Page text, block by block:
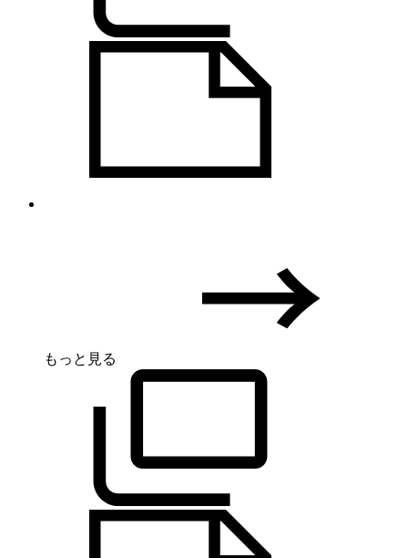
もっと見る